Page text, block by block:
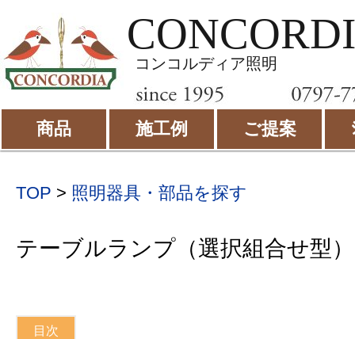
コンコルディア照明
商品 施工例 ご提案
TOP > 照明器具・部品を探す
テーブルランプ（選択組合せ型）